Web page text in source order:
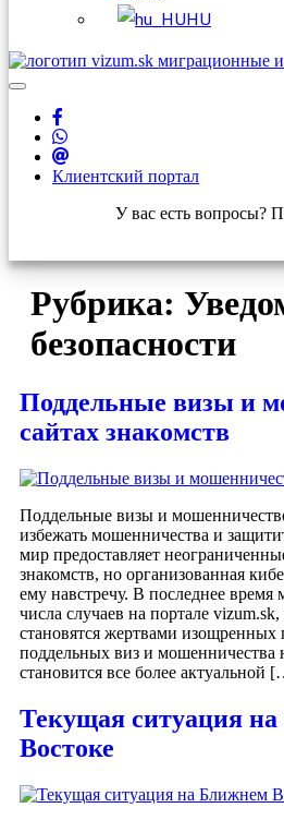
HU
Клиентский портал
У вас есть вопросы?
Рубрика:
безопасности
Поддельные визы и
сайтах знакомств
Поддельные визы и
избежать мошенничества и
мир предоставляет
знакомств, но организованная
ему навстречу. В последнее
числа случаев на портале
становятся жертвами изощренных
поддельных виз и мошенничества
становится все более актуальной
Текущая ситуация
Востоке